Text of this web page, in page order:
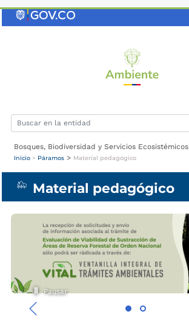
Bosques, Biodiversidad y Servicios Ecosistémicos
Inicio > Páramos > Material pedagógico
Material pedagógico
‹
Pausar